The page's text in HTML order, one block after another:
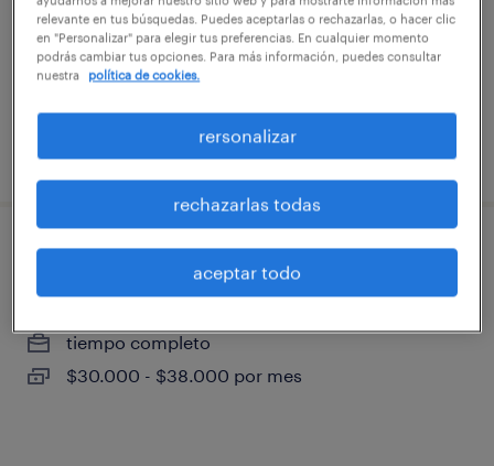
tiempo completo
$3.500 - $3.600 por mes
publicado el 29 julio 2026
promotor/a
tiempo completo
$30.000 - $38.000 por mes
relevante en tus búsquedas. Puedes aceptarlas o rechazarlas, o hacer clic
en "Personalizar" para elegir tus preferencias. En cualquier momento
podrás cambiar tus opciones. Para más información, puedes consultar
nuestra
política de cookies.
rersonalizar
rechazarlas todas
aceptar todo